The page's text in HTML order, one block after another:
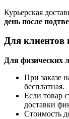
Курьерская
день после
Для клиентов
Для физических
При заказе
бесплатная.
Если товар
доставки
Стоимость